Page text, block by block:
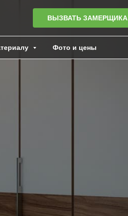
ВЫЗВАТЬ ЗАМЕРЩИКА
Фото и цены